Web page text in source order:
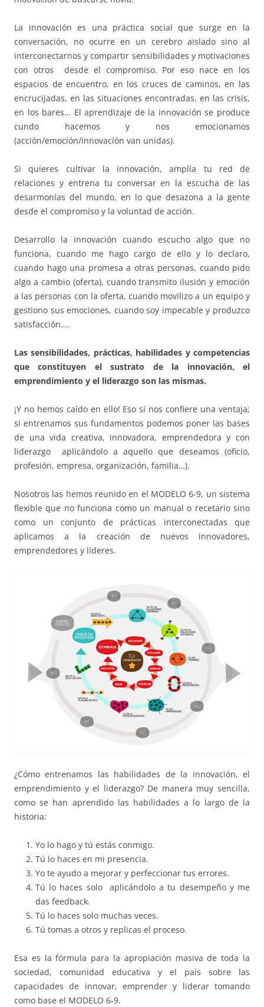
La innovación es una práctica social que surge en la
conversación, no ocurre en un cerebro aislado sino al
interconectarnos y compartir sensibilidades y motivaciones
con otros desde el compromiso. Por eso nace en los
espacios de encuentro, en los cruces de caminos, en las
encrucijadas, en las situaciones encontradas, en las crisis,
en los bares… El aprendizaje de la innovación se produce
cundo hacemos y nos emocionamos
(acción/emoción/innovación van unidas).
Si quieres cultivar la innovación, amplía tu red de
relaciones y entrena tu conversar en la escucha de las
desarmonías del mundo, en lo que desazona a la gente
desde el compromiso y la voluntad de acción.
Desarrollo la innovación cuando escucho algo que no
funciona, cuando me hago cargo de ello y lo declaro,
cuando hago una promesa a otras personas, cuando pido
algo a cambio (oferta), cuando transmito ilusión y emoción
a las personas con la oferta, cuando movilizo a un equipo y
gestiono sus emociones, cuando soy impecable y produzco
satisfacción….
Las sensibilidades, prácticas, habilidades y competencias
que constituyen el sustrato de la innovación, el
emprendimiento y el liderazgo son las mismas.
¡Y no hemos caído en ello! Eso sí nos confiere una ventaja;
si entrenamos sus fundamentos podemos poner las bases
de una vida creativa, innovadora, emprendedora y con
liderazgo aplicándolo a aquello que deseamos (oficio,
profesión, empresa, organización, familia…).
Nosotros las hemos reunido en el MODELO 6-9, un sistema
flexible que no funciona como un manual o recetario sino
como un conjunto de prácticas interconectadas que
aplicamos a la creación de nuevos innovadores,
emprendedores y líderes.
¿Cómo entrenamos las habilidades de la innovación, el
emprendimiento y el liderazgo? De manera muy sencilla,
como se han aprendido las habilidades a lo largo de la
historia:
Yo lo hago y tú estás conmigo.
Tú lo haces en mi presencia.
Yo te ayudo a mejorar y perfeccionar tus errores.
Tú lo haces solo aplicándolo a tu desempeño y me
das feedback.
Tú lo haces solo muchas veces.
Tú tomas a otros y replicas el proceso.
Esa es la fórmula para la apropiación masiva de toda la
sociedad, comunidad educativa y el país sobre las
capacidades de innovar, emprender y liderar tomando
como base el MODELO 6-9.